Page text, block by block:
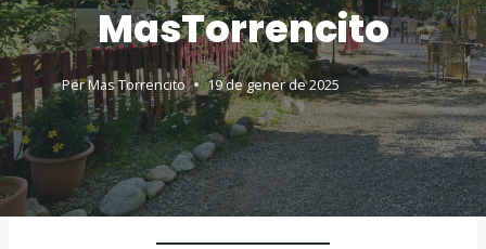
MasTorrencito
PerMas Torrencito 19 de gener de 2025